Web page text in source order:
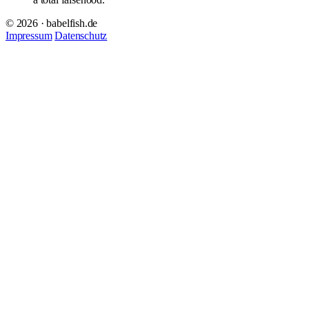
© 2026 · babelfish.de
Impressum Datenschutz